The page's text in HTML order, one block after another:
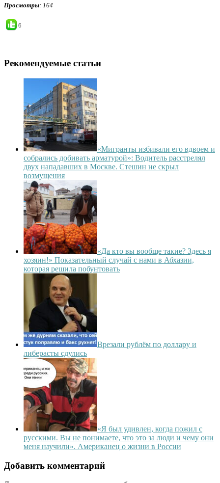
Просмотры: 164
6
Рекомендуемые статьи
«Мигранты избивали его вдвоем и
собрались добивать арматурой»: Водитель расстрелял
двух нападавших в Москве. Стешин не скрыл
возмущения
«Да кто вы вообще такие? Здесь я
хозяин!» Показательный случай с нами в Абхазии,
которая решила побунтовать
Врезали рублём по доллару и
либерасты сдулись
«Я был удивлен, когда пожил с
русскими. Вы не понимаете, что это за люди и чему они
меня научили». Американец о жизни в России
Добавить комментарий